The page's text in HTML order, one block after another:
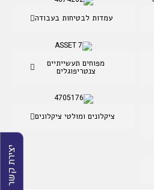
עמדות לבטיחות בעבודה
מפוחים תעשייתיים
צנטריפוגלים
ציקלונים ומולטי ציקלונים
יצירת קשר